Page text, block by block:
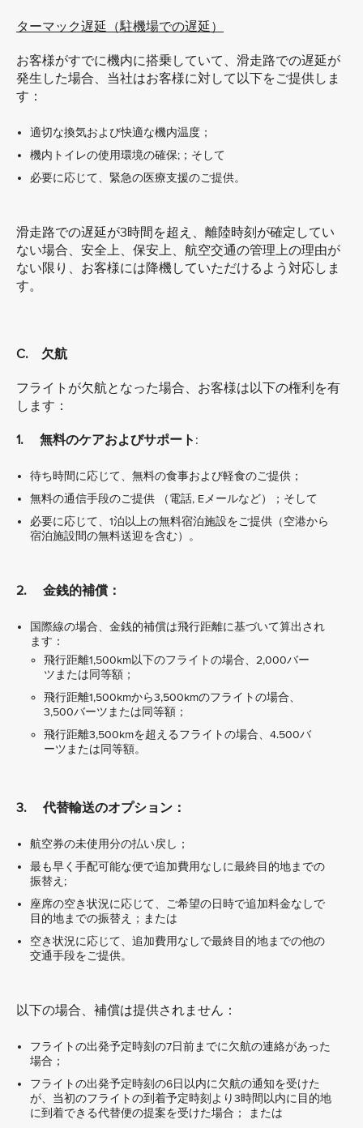
ターマック遅延（駐機場での遅延）
お客様がすでに機内に搭乗していて、滑走路での遅延が
発生した場合、当社はお客様に対して以下をご提供しま
す：
適切な換気および快適な機内温度；
機内トイレの使用環境の確保;；そして
必要に応じて、緊急の医療支援のご提供。
滑走路での遅延が3時間を超え、離陸時刻が確定してい
ない場合、安全上、保安上、航空交通の管理上の理由が
ない限り、お客様には降機していただけるよう対応しま
す。
C. 欠航
フライトが欠航となった場合、お客様は以下の権利を有
します：
1. 無料のケアおよびサポート :
待ち時間に応じて、無料の食事および軽食のご提供；
無料の通信手段のご提供 （電話, Eメールなど）；そして
必要に応じて、1泊以上の無料宿泊施設をご提供（空港から
宿泊施設間の無料送迎を含む）。
2. 金銭的補償：
国際線の場合、金銭的補償は飛行距離に基づいて算出され
ます：
飛行距離1,500km以下のフライトの場合、2,000バー
ツまたは同等額；
飛行距離1,500kmから3,500kmのフライトの場合、
3,500バーツまたは同等額；
飛行距離3,500kmを超えるフライトの場合、4.500バ
ーツまたは同等額。
3. 代替輸送のオプション：
航空券の未使用分の払い戻し；
最も早く手配可能な便で追加費用なしに最終目的地までの
振替え;
座席の空き状況に応じて、ご希望の日時で追加料金なしで
目的地までの振替え；または
空き状況に応じて、追加費用なしで最終目的地までの他の
交通手段をご提供。
以下の場合、補償は提供されません：
フライトの出発予定時刻の7日前までに欠航の連絡があった
場合；
フライトの出発予定時刻の6日以内に欠航の通知を受けた
が、当初のフライトの到着予定時刻より3時間以内に目的地
に到着できる代替便の提案を受けた場合； または